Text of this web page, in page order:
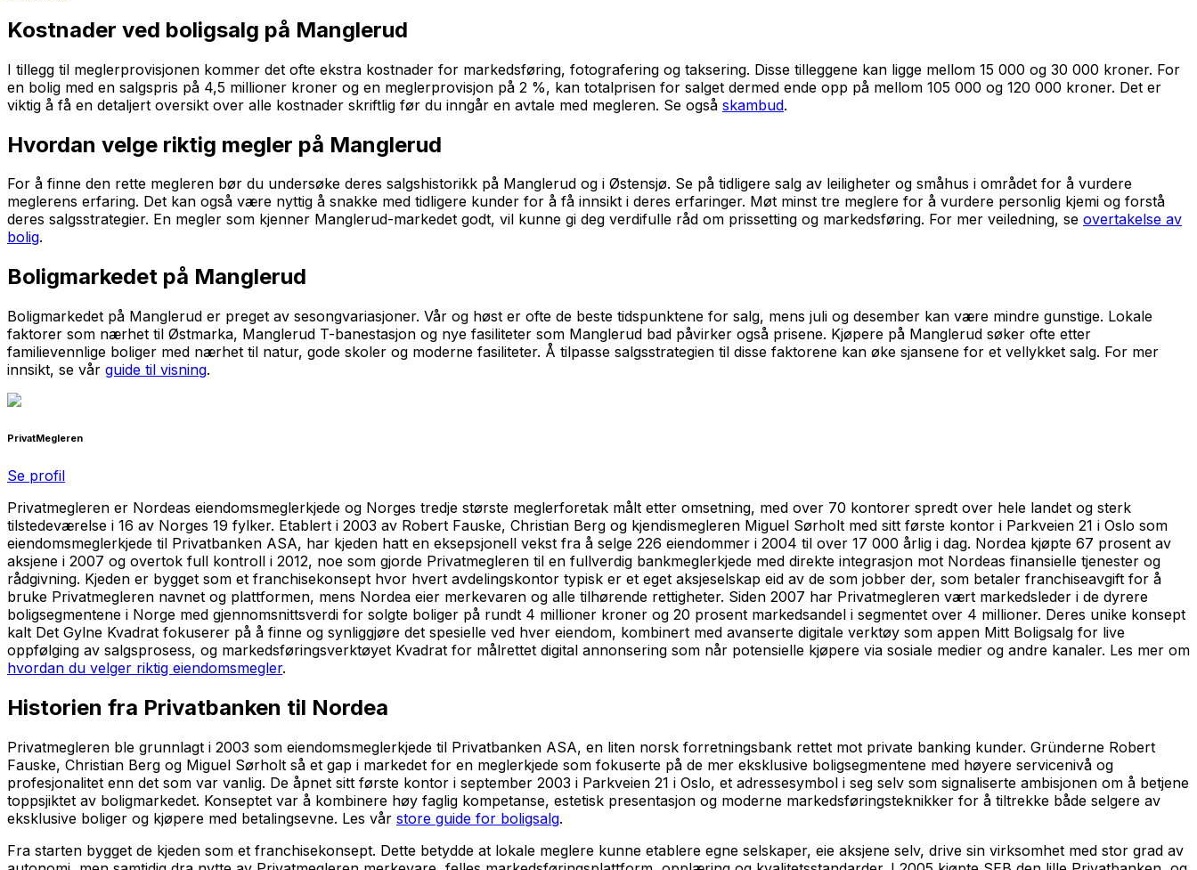
Kostnader ved boligsalg på Manglerud
I tillegg til meglerprovisjonen kommer det ofte ekstra kostnader for markedsføring, fotografering og taksering. Disse tilleggene kan ligge mellom 15 000 og 30 000 kroner. For
en bolig med en salgspris på 4,5 millioner kroner og en meglerprovisjon på 2 %, kan totalprisen for salget dermed ende opp på mellom 105 000 og 120 000 kroner. Det er
viktig å få en detaljert oversikt over alle kostnader skriftlig før du inngår en avtale med megleren. Se også skambud.
Hvordan velge riktig megler på Manglerud
For å finne den rette megleren bør du undersøke deres salgshistorikk på Manglerud og i Østensjø. Se på tidligere salg av leiligheter og småhus i området for å vurdere
meglerens erfaring. Det kan også være nyttig å snakke med tidligere kunder for å få innsikt i deres erfaringer. Møt minst tre meglere for å vurdere personlig kjemi og forstå
deres salgsstrategier. En megler som kjenner Manglerud-markedet godt, vil kunne gi deg verdifulle råd om prissetting og markedsføring. For mer veiledning, se overtakelse av
bolig.
Boligmarkedet på Manglerud
Boligmarkedet på Manglerud er preget av sesongvariasjoner. Vår og høst er ofte de beste tidspunktene for salg, mens juli og desember kan være mindre gunstige. Lokale
faktorer som nærhet til Østmarka, Manglerud T-banestasjon og nye fasiliteter som Manglerud bad påvirker også prisene. Kjøpere på Manglerud søker ofte etter
familievennlige boliger med nærhet til natur, gode skoler og moderne fasiliteter. Å tilpasse salgsstrategien til disse faktorene kan øke sjansene for et vellykket salg. For mer
innsikt, se vår guide til visning.
PrivatMegleren
Se profil
Privatmegleren er Nordeas eiendomsmeglerkjede og Norges tredje største meglerforetak målt etter omsetning, med over 70 kontorer spredt over hele landet og sterk
tilstedeværelse i 16 av Norges 19 fylker. Etablert i 2003 av Robert Fauske, Christian Berg og kjendismegleren Miguel Sørholt med sitt første kontor i Parkveien 21 i Oslo som
eiendomsmeglerkjede til Privatbanken ASA, har kjeden hatt en eksepsjonell vekst fra å selge 226 eiendommer i 2004 til over 17 000 årlig i dag. Nordea kjøpte 67 prosent av
aksjene i 2007 og overtok full kontroll i 2012, noe som gjorde Privatmegleren til en fullverdig bankmeglerkjede med direkte integrasjon mot Nordeas finansielle tjenester og
rådgivning. Kjeden er bygget som et franchisekonsept hvor hvert avdelingskontor typisk er et eget aksjeselskap eid av de som jobber der, som betaler franchiseavgift for å
bruke Privatmegleren navnet og plattformen, mens Nordea eier merkevaren og alle tilhørende rettigheter. Siden 2007 har Privatmegleren vært markedsleder i de dyrere
boligsegmentene i Norge med gjennomsnittsverdi for solgte boliger på rundt 4 millioner kroner og 20 prosent markedsandel i segmentet over 4 millioner. Deres unike konsept
kalt Det Gylne Kvadrat fokuserer på å finne og synliggjøre det spesielle ved hver eiendom, kombinert med avanserte digitale verktøy som appen Mitt Boligsalg for live
oppfølging av salgsprosess, og markedsføringsverktøyet Kvadrat for målrettet digital annonsering som når potensielle kjøpere via sosiale medier og andre kanaler. Les mer om
hvordan du velger riktig eiendomsmegler.
Historien fra Privatbanken til Nordea
Privatmegleren ble grunnlagt i 2003 som eiendomsmeglerkjede til Privatbanken ASA, en liten norsk forretningsbank rettet mot private banking kunder. Gründerne Robert
Fauske, Christian Berg og Miguel Sørholt så et gap i markedet for en meglerkjede som fokuserte på de mer eksklusive boligsegmentene med høyere servicenivå og
profesjonalitet enn det som var vanlig. De åpnet sitt første kontor i september 2003 i Parkveien 21 i Oslo, et adressesymbol i seg selv som signaliserte ambisjonen om å betjene
toppsjiktet av boligmarkedet. Konseptet var å kombinere høy faglig kompetanse, estetisk presentasjon og moderne markedsføringsteknikker for å tiltrekke både selgere av
eksklusive boliger og kjøpere med betalingsevne. Les vår store guide for boligsalg.
Fra starten bygget de kjeden som et franchisekonsept. Dette betydde at lokale meglere kunne etablere egne selskaper, eie aksjene selv, drive sin virksomhet med stor grad av